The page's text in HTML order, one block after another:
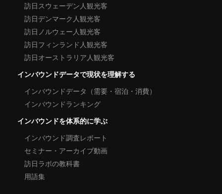
訪日スウェーデン人観光客
訪日デンマーク人観光客
訪日ノルウェー人観光客
訪日フィンランド人観光客
訪日オーストラリア人観光客
インバウンドデータで現状を理解する
インバウンドデータ（需要・宿泊・消費）
インバウンドランキング
インバウンドを体系的に学ぶ
インバウンド調査レポート
セミナー・アーカイブ動画
訪日ラボの教科書
用語集